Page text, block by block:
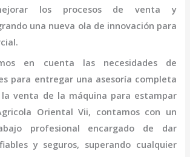
los procesos de venta y
una nueva ola de innovación para
en cuenta las necesidades de
para entregar una asesoría completa
venta de la máquina para estampar
Oriental Vii, contamos con un
profesional encargado de dar
y seguros, superando cualquier